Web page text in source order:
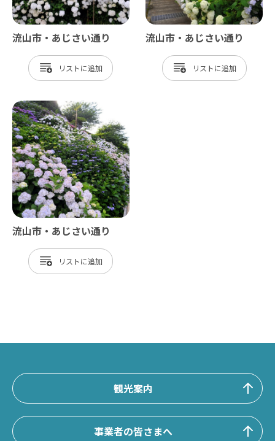
流山市・あじさい通り
リスト
流山市・あじさい通り
リスト
流山市・あじさい通り
リスト
観光案内
事業者の皆さまへ